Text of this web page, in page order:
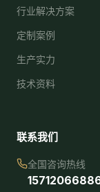
行业解决方案
定制案例
生产实力
技术资料
联系我们
全国咨询热线